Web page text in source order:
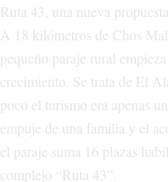
Ruta 43, una nueva
A 18 kilómetros de Chos
pequeño paraje rural
crecimiento. Se trata de El
poco el turismo era apenas
empuje de una familia y el
el paraje suma 16 plazas
complejo “Ruta 43”.